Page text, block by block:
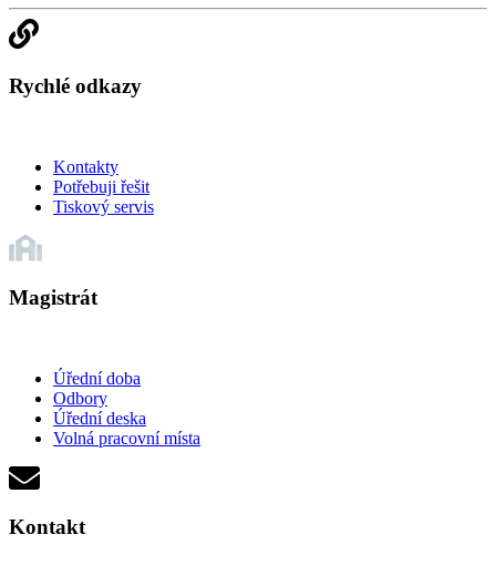
Rychlé odkazy
Kontakty
Potřebuji řešit
Tiskový servis
Magistrát
Úřední doba
Odbory
Úřední deska
Volná pracovní místa
Kontakt